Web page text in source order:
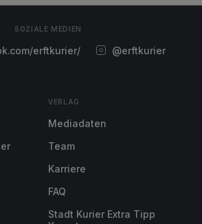
SOZIALE MEDIEN
erftkurier/ @erftkurier
VERLAG
Mediadaten
Team
Karriere
FAQ
Stadt Kurier Extra Tipp